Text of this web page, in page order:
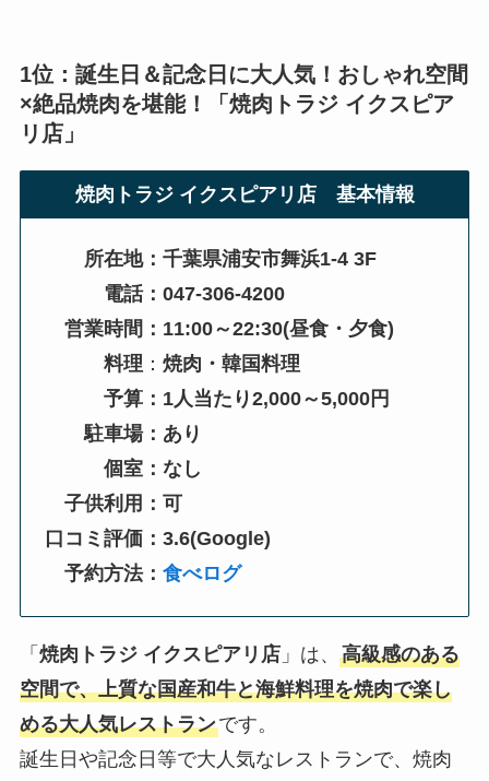
1位：誕生日＆記念日に大人気！おしゃれ空間
×絶品焼肉を堪能！「 焼肉トラジ イクスピア
リ店」
焼肉トラジ イクスピアリ店 基本情報
所在地：千葉県浦安市舞浜1-4 3F
電話：047-306-4200
営業時間：11:00～22:30(昼食・夕食)
料理 ：焼肉・韓国料理
予算：1人当たり2,000～5,000円
駐車場：あり
個室：なし
子供利用：可
口コミ評価：3.6(Google)
予約方法：食べログ
「 焼肉トラジ イクスピアリ店」は、 高級感のある
空間で、上質な国産和牛と海鮮料理を焼肉で楽し
める大人気レストランです。
誕生日や記念日等で大人気なレストランで、焼肉